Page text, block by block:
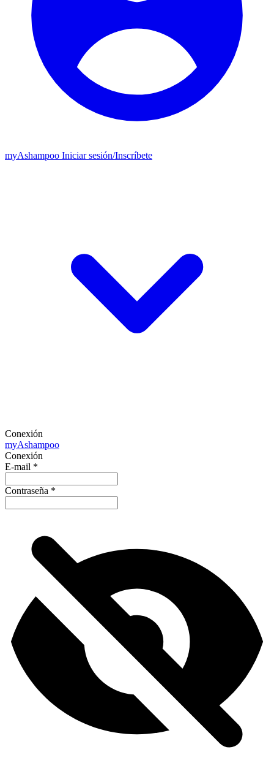
myAshampoo Iniciar sesión/Inscríbete
Conexión
myAshampoo
Conexión
E-mail *
Contraseña *